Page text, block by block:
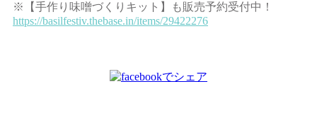
※【手作り味噌づくりキット】も販売予約受付中！
https://basilfestiv.thebase.in/items/29422276